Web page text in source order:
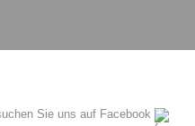
Sie uns auf Facebook